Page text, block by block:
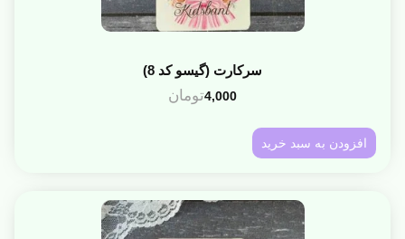
سرکارت (گیسو کد 8)
4,000تومان
افزودن به سبد خرید